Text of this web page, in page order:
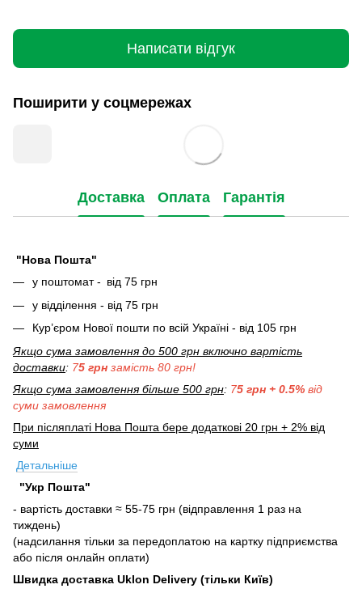
Написати відгук
Поширити у соцмережах
Доставка Оплата Гарантія
"Нова Пошта"
у поштомат - від 75 грн
у відділення - від 75 грн
Кур’єром Нової пошти по всій Україні - від 105 грн
Якщо сума замовлення до 500 грн включно вартість
доставки: 75 грн замість 80 грн!
Якщо сума замовлення більше 500 грн: 75 грн + 0.5% від
суми замовлення
При післяплаті Нова Пошта бере додаткові 20 грн + 2% від
суми
Детальніше
"Укр Пошта"
- вартість доставки ≈ 55-75 грн (відправлення 1 раз на
тиждень)
(надсилання тільки за передоплатою на картку підприємства
або після онлайн оплати)
Швидка доставка Uklon Delivery (тільки Київ)